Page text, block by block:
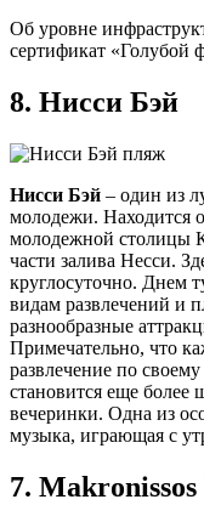
Об уровне
сертификат «Голубой
8. Нисси Бэй
Нисси Бэй – один из
молодежи. Находится
молодежной столицы
части залива Несси.
круглосуточно. Днем
видам развлечений и
разнообразные
Примечательно, что
развлечение по
становится еще
вечеринки. Одна из
музыка, играющая с
7. Makronissos